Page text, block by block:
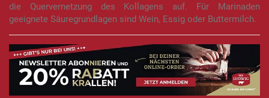
die Quervernetzung des Kollagens auf. Für Marinaden
geeignete Säuregrundlagen sind Wein, Essig oder Buttermilch.